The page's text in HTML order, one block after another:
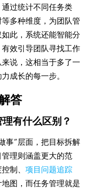
过统计不同任务类
多种维度，为团队管
此，系统还能智能分
效引导团队寻找工作
说，这相当于多了一
成长的每一步。
答
有什么区别？
事”层面，把目标拆解
理则涵盖更大的范
制、 项目问题追踪
图，而任务管理就是